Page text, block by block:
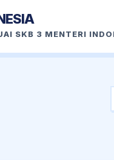
SKB 3 MENTERI